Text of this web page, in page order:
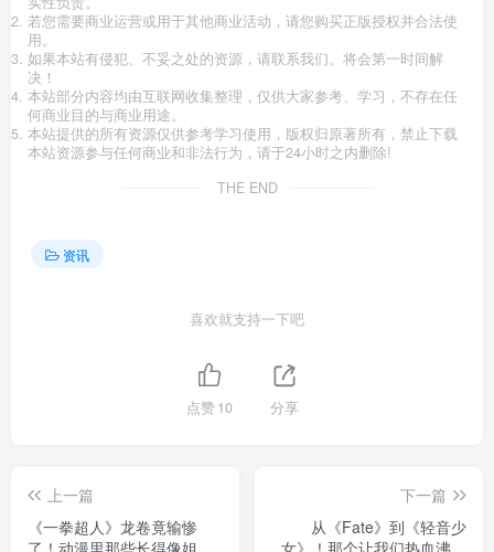
若您需要商业运营或用于其他商业活动，请您购买正版授权并合法使
用。
如果本站有侵犯、不妥之处的资源，请联系我们。将会第一时间解
决！
本站部分内容均由互联网收集整理，仅供大家参考、学习，不存在任
何商业目的与商业用途。
本站提供的所有资源仅供参考学习使用，版权归原著所有，禁止下载
本站资源参与任何商业和非法行为，请于24小时之内删除!
THE END
资讯
喜欢就支持一下吧
点赞10 分享
上一篇
《一拳超人》龙卷竟输惨
了！动漫里那些长得像姐姐
下一篇
从《Fate》到《轻音少
女》！那个让我们热血沸腾